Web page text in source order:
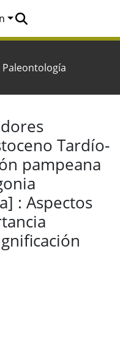
Naturalis
Paleontología
Tardío-
pampeana
: Aspectos